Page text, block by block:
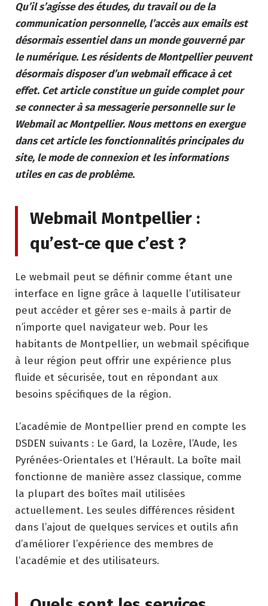
Qu’il s’agisse des études, du travail ou de la
communication personnelle, l’accès aux emails est
désormais essentiel dans un monde gouverné par
le numérique. Les résidents de Montpellier peuvent
désormais disposer d’un webmail efficace à cet
effet. Cet article constitue un guide complet pour
se connecter à sa messagerie personnelle sur le
Webmail ac Montpellier. Nous mettons en exergue
dans cet article les fonctionnalités principales du
site, le mode de connexion et les informations
utiles en cas de problème.
Webmail Montpellier :
qu’est-ce que c’est ?
Le webmail peut se définir comme étant une
interface en ligne grâce à laquelle l’utilisateur
peut accéder et gérer ses e-mails à partir de
n’importe quel navigateur web. Pour les
habitants de Montpellier, un webmail spécifique
à leur région peut offrir une expérience plus
fluide et sécurisée, tout en répondant aux
besoins spécifiques de la région.
L’académie de Montpellier prend en compte les
DSDEN suivants : Le Gard, la Lozère, l’Aude, les
Pyrénées-Orientales et l’Hérault. La boîte mail
fonctionne de manière assez classique, comme
la plupart des boîtes mail utilisées
actuellement. Les seules différences résident
dans l’ajout de quelques services et outils afin
d’améliorer l’expérience des membres de
l’académie et des utilisateurs.